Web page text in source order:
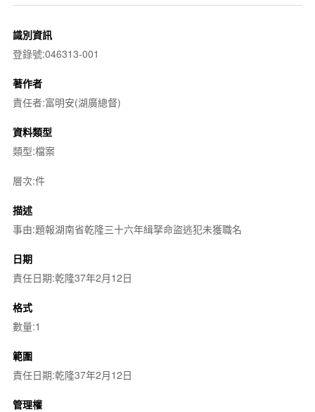
識別資訊
登錄號:046313-001
著作者
責任者:富明安(湖廣總督)
資料類型
類型:檔案
層次:件
描述
事由:題報湖南省乾隆三十六年緝拏命盜逃犯未獲職名
日期
責任日期:乾隆37年2月12日
格式
數量:1
範圍
責任日期:乾隆37年2月12日
管理權